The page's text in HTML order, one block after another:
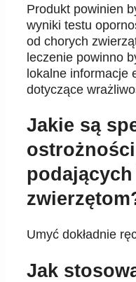
Produkt powinien
wyniki testu
od chorych
leczenie powinno
lokalne informacje
dotyczące
Jakie są
Umyć dokładnie
Jak